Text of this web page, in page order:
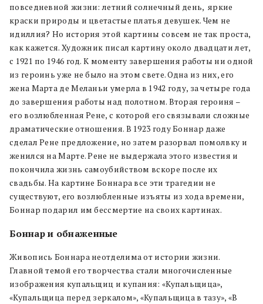
повседневной жизни: летний солнечный день, яркие
краски природы и цветастые платья девушек. Чем не
идиллия? Но история этой картины совсем не так проста,
как кажется. Художник писал картину около двадцати лет,
с 1921 по 1946 год. К моменту завершения работы ни одной
из героинь уже не было на этом свете. Одна из них, его
жена Марта де Меланьи умерла в 1942 году, за четыре года
до завершения работы над полотном. Вторая героиня –
его возлюбленная Рене, с которой его связывали сложные
драматические отношения. В 1923 году Боннар даже
сделал Рене предложение, но затем разорвал помолвку и
женился на Марте. Рене не выдержала этого известия и
покончила жизнь самоубийством вскоре после их
свадьбы. На картине Боннара все эти трагедии не
существуют, его возлюбленные изъяты из хода времени,
Боннар подарил им бессмертие на своих картинах.
Боннар и обнаженные
Живопись Боннара неотделима от истории жизни.
Главной темой его творчества стали многочисленные
изображения купальщиц и купания: «Купальщица»,
«Купальщица перед зеркалом», «Купальщица в тазу», «В